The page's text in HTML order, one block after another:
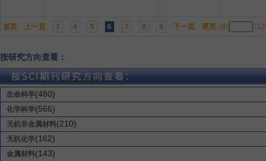
首页 上一页 3 4 5 6 7 8 9 下一页 尾页 (到 /
按研究方向查看：
生命科学(480)
化学科学(566)
无机非金属材料(210)
无机化学(162)
金属材料(143)